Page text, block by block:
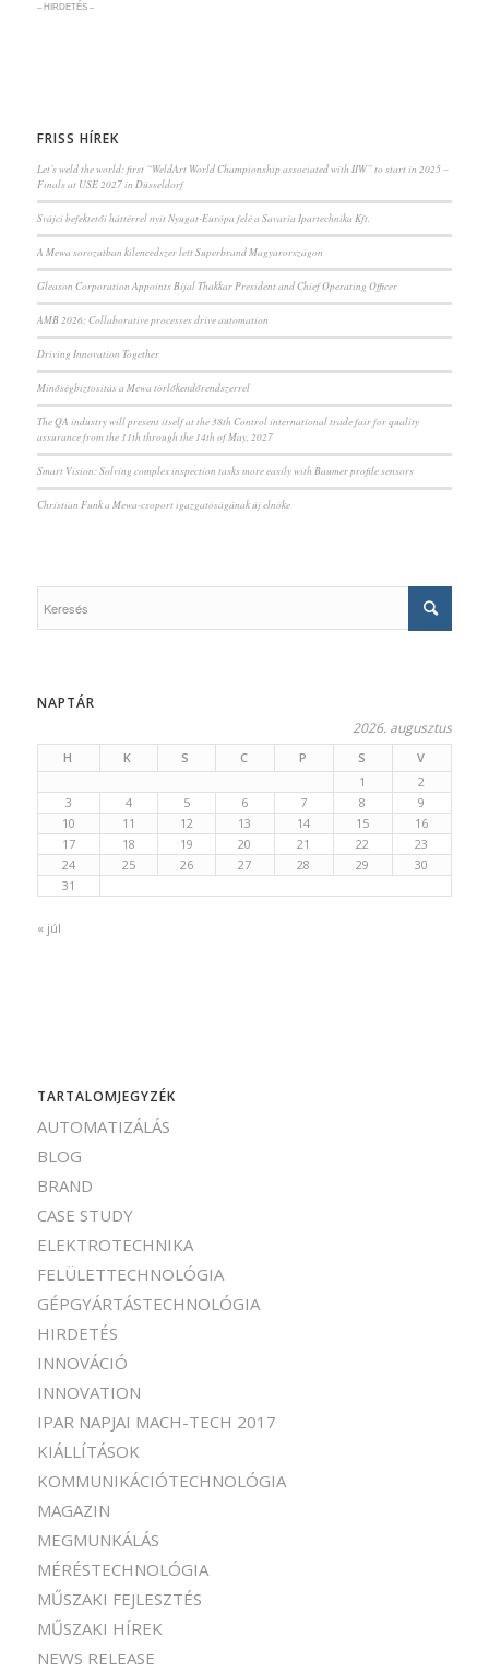
– HIRDETÉS –
FRISS HÍREK
Let’s weld the world: first “WeldArt World Championship associated with IIW” to start in 2025 –
Finals at USE 2027 in Düsseldorf
Svájci befektetői háttérrel nyit Nyugat-Európa felé a Savaria Ipartechnika Kft.
A Mewa sorozatban kilencedszer lett Superbrand Magyarországon
Gleason Corporation Appoints Bijal Thakkar President and Chief Operating Officer
AMB 2026: Collaborative processes drive automation
Driving Innovation Together
Minőségbiztosítás a Mewa törlőkendőrendszerrel
The QA industry will present itself at the 38th Control international trade fair for quality
assurance from the 11th through the 14th of May, 2027
Smart Vision: Solving complex inspection tasks more easily with Baumer profile sensors
Christian Funk a Mewa-csoport igazgatóságának új elnöke
NAPTÁR
2026. augusztus
H K S C P S
V
1
2
3
4 5 6 7 8
9
10
11 12 13 14 15
16
17
18 19 20 21 22
23
24
25 26 27 28 29
30
31
« júl
TARTALOMJEGYZÉK
AUTOMATIZÁLÁS
BLOG
BRAND
CASE STUDY
ELEKTROTECHNIKA
FELÜLETTECHNOLÓGIA
GÉPGYÁRTÁSTECHNOLÓGIA
HIRDETÉS
INNOVÁCIÓ
INNOVATION
IPAR NAPJAI MACH-TECH 2017
KIÁLLÍTÁSOK
KOMMUNIKÁCIÓTECHNOLÓGIA
MAGAZIN
MEGMUNKÁLÁS
MÉRÉSTECHNOLÓGIA
MŰSZAKI FEJLESZTÉS
MŰSZAKI HÍREK
NEWS RELEASE